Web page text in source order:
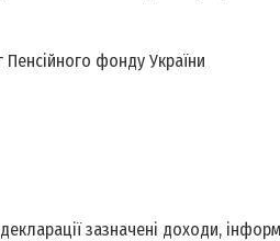
фонду України
зазначені доходи,